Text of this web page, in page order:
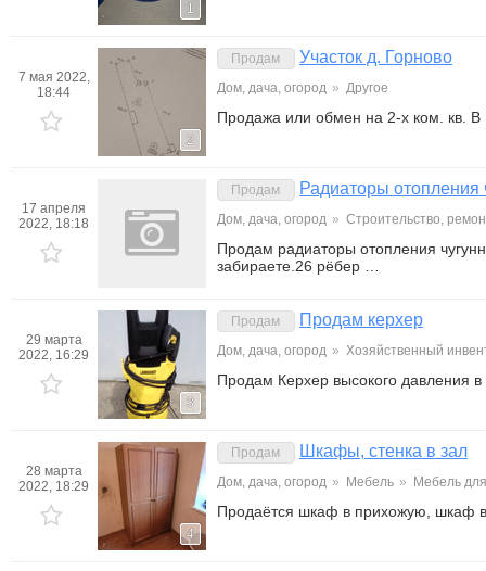
1
7 мая 2022,
18:44
2
Продам Участок д. Горново
Дом, дача, огород » Другое
Продажа или обмен на 2-х ком. кв.
17 апреля
2022, 18:18
Продам Радиаторы отопления
Дом, дача, огород » Строительство,
Продам радиаторы отопления
забираете.26 рёбер …
29 марта
2022, 16:29
3
Продам Продам керхер
Дом, дача, огород » Хозяйственный
Продам Керхер высокого давления
28 марта
2022, 18:29
4
Продам Шкафы, стенка в зал
Дом, дача, огород » Мебель » Мебель
Продаётся шкаф в прихожую, шкаф